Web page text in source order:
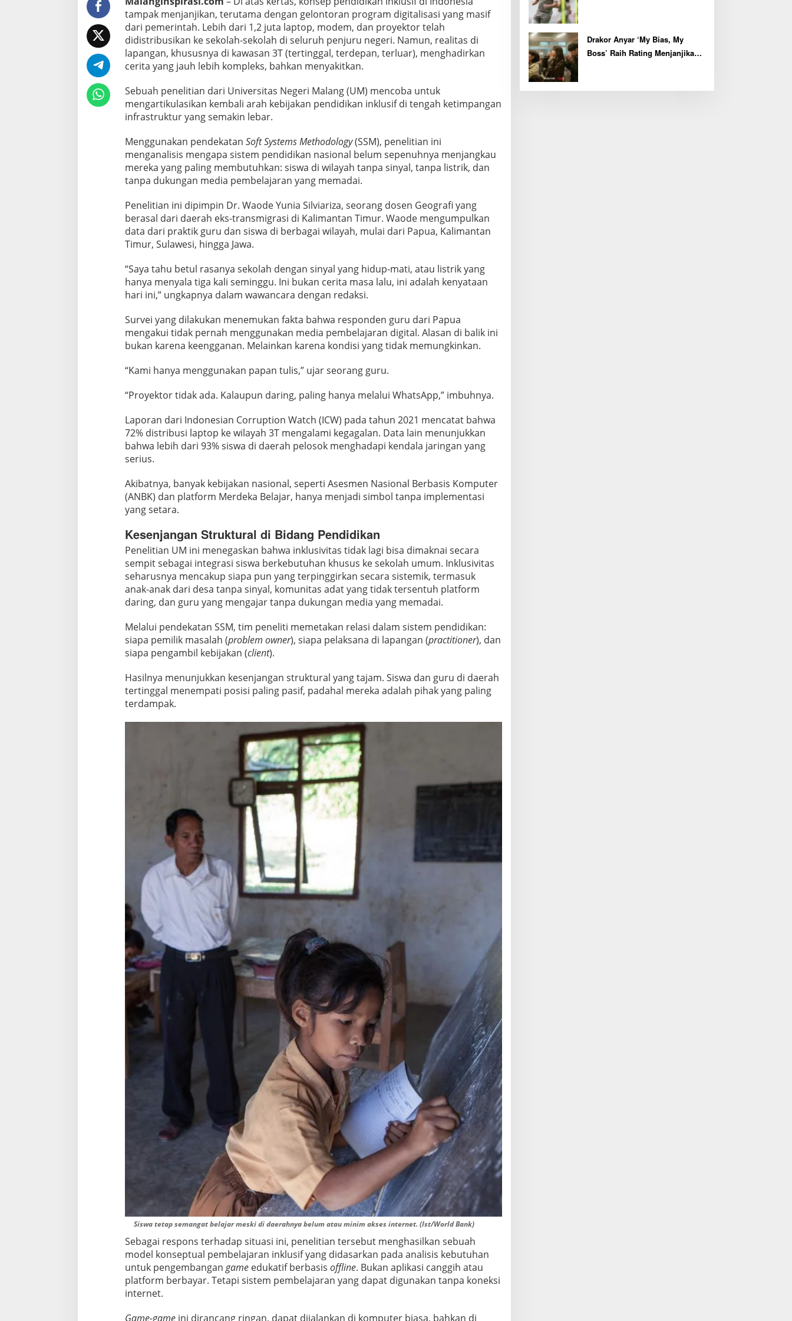
u
f
D
a
r
a
h
T
r
p
e
n
c
i
l
a
n
p
A
s
I
e
r
t
tampak menjanjikan, terutama dengan gelontoran program digitalisasi yang masif
dari pemerintah. Lebih dari 1,2 juta laptop, modem, dan proyektor telah
didistribusikan ke sekolah-sekolah di seluruh penjuru negeri. Namun, realitas di
lapangan, khususnya di kawasan 3T (tertinggal, terdepan, terluar), menghadirkan
cerita yang jauh lebih kompleks, bahkan menyakitkan.
Sebuah penelitian dari Universitas Negeri Malang (UM) mencoba untuk
mengartikulasikan kembali arah kebijakan pendidikan inklusif di tengah ketimpangan
infrastruktur yang semakin lebar.
Menggunakan pendekatan Soft Systems Methodology(SSM), penelitian ini
menganalisis mengapa sistem pendidikan nasional belum sepenuhnya menjangkau
mereka yang paling membutuhkan: siswa di wilayah tanpa sinyal, tanpa listrik, dan
tanpa dukungan media pembelajaran yang memadai.
Penelitian ini dipimpin Dr. Waode Yunia Silviariza, seorang dosen Geografi yang
berasal dari daerah eks-transmigrasi di Kalimantan Timur. Waode mengumpulkan
data dari praktik guru dan siswa di berbagai wilayah, mulai dari Papua, Kalimantan
Timur, Sulawesi, hingga Jawa.
“Saya tahu betul rasanya sekolah dengan sinyal yang hidup-mati, atau listrik yang
hanya menyala tiga kali seminggu. Ini bukan cerita masa lalu, ini adalah kenyataan
hari ini,” ungkapnya dalam wawancara dengan redaksi.
Survei yang dilakukan menemukan fakta bahwa responden guru dari Papua
mengakui tidak pernah menggunakan media pembelajaran digital. Alasan di balik ini
bukan karena keengganan. Melainkan karena kondisi yang tidak memungkinkan.
“Kami hanya menggunakan papan tulis,” ujar seorang guru.
“Proyektor tidak ada. Kalaupun daring, paling hanya melalui WhatsApp,” imbuhnya.
Laporan dari Indonesian Corruption Watch (ICW) pada tahun 2021 mencatat bahwa
72% distribusi laptop ke wilayah 3T mengalami kegagalan. Data lain menunjukkan
bahwa lebih dari 93% siswa di daerah pelosok menghadapi kendala jaringan yang
serius.
Akibatnya, banyak kebijakan nasional, seperti Asesmen Nasional Berbasis Komputer
(ANBK) dan platform Merdeka Belajar, hanya menjadi simbol tanpa implementasi
yang setara.
Kesenjangan Struktural di Bidang Pendidikan
Penelitian UM ini menegaskan bahwa inklusivitas tidak lagi bisa dimaknai secara
sempit sebagai integrasi siswa berkebutuhan khusus ke sekolah umum. Inklusivitas
seharusnya mencakup siapa pun yang terpinggirkan secara sistemik, termasuk
anak-anak dari desa tanpa sinyal, komunitas adat yang tidak tersentuh platform
daring, dan guru yang mengajar tanpa dukungan media yang memadai.
Melalui pendekatan SSM, tim peneliti memetakan relasi dalam sistem pendidikan:
siapa pemilik masalah (problem owner), siapa pelaksana di lapangan (practitioner), dan
siapa pengambil kebijakan (client).
Hasilnya menunjukkan kesenjangan struktural yang tajam. Siswa dan guru di daerah
tertinggal menempati posisi paling pasif, padahal mereka adalah pihak yang paling
terdampak.
Siswa tetap semangat belajar meski di daerahnya belum atau minim akses internet. (Ist/World Bank)
Sebagai respons terhadap situasi ini, penelitian tersebut menghasilkan sebuah
model konseptual pembelajaran inklusif yang didasarkan pada analisis kebutuhan
untuk pengembangan gameedukatif berbasis offline. Bukan aplikasi canggih atau
platform berbayar. Tetapi sistem pembelajaran yang dapat digunakan tanpa koneksi
internet.
Game-gameini dirancang ringan, dapat dijalankan di komputer biasa, bahkan di
Drakor Anyar ‘My Bias, My
Boss’ Raih Rating Menjanjikan